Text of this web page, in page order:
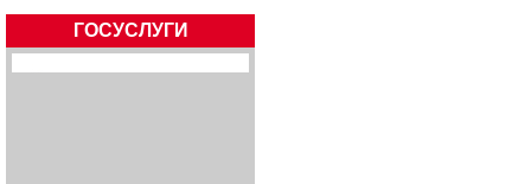
ГОСУСЛУГИ